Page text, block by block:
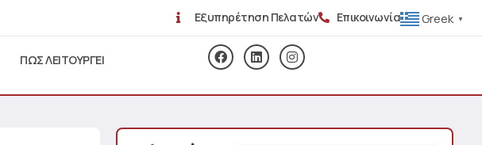
Εξυπηρέτηση Πελατών Επικοινωνία Greek ▼
ΠΩΣ ΛΕΙΤΟΥΡΓΕΙ